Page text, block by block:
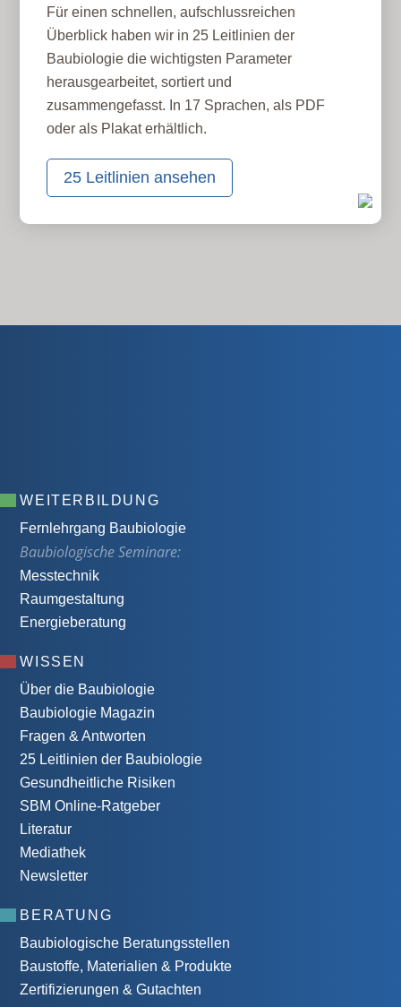
Für einen schnellen, aufschlussreichen
Überblick haben wir in 25 Leitlinien der
Baubiologie die wichtigsten Parameter
herausgearbeitet, sortiert und
zusammengefasst. In 17 Sprachen, als PDF
oder als Plakat erhältlich.
25 Leitlinien ansehen
WEITERBILDUNG
Fernlehrgang Baubiologie
Baubiologische Seminare:
Messtechnik
Raumgestaltung
Energieberatung
WISSEN
Über die Baubiologie
Baubiologie Magazin
Fragen & Antworten
25 Leitlinien der Baubiologie
Gesundheitliche Risiken
SBM Online-Ratgeber
Literatur
Mediathek
Newsletter
BERATUNG
Baubiologische Beratungsstellen
Baustoffe, Materialien & Produkte
Zertifizierungen & Gutachten